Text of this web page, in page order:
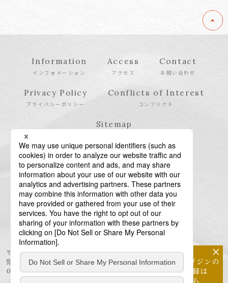
Information
インフォメーション
Access
アクセス
Contact
お問い合わせ
Privacy Policy
プライバシーポリシー
Conflicts of Interest
コンフリクト
Sitemap
〒106-6123 東京都港区六本木6-10-1 六本木ヒルズ森タワー23
階
03-6438-5511（代表） / 03-6438-5611（特許・商標）
×
メールマガジンの
配信登録は
こちら